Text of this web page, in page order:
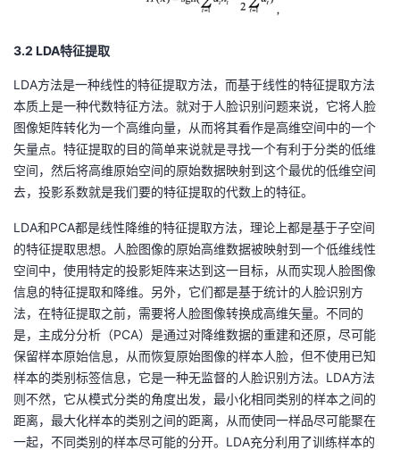
3.2 LDA特征提取
LDA方法是一种线性的特征提取方法，而基于线性的特征提取方法
本质上是一种代数特征方法。就对于人脸识别问题来说，它将人脸
图像矩阵转化为一个高维向量，从而将其看作是高维空间中的一个
矢量点。特征提取的目的简单来说就是寻找一个有利于分类的低维
空间，然后将高维原始空间的原始数据映射到这个最优的低维空间
去，投影系数就是我们要的特征提取的代数上的特征。
LDA和PCA都是线性降维的特征提取方法，理论上都是基于子空间
的特征提取思想。人脸图像的原始高维数据被映射到一个低维线性
空间中，使用特定的投影矩阵来达到这一目标，从而实现人脸图像
信息的特征提取和降维。另外，它们都是基于统计的人脸识别方
法，在特征提取之前，需要将人脸图像转换成高维矢量。不同的
是，主成分分析（PCA）是通过对降维数据的重建和还原，尽可能
保留样本原始信息，从而恢复原始图像的样本人脸，但不使用已知
样本的类别标签信息，它是一种无监督的人脸识别方法。 LDA方法
则不然，它从模式分类的角度出发，最小化相同类别的样本之间的
距离，最大化样本的类别之间的距离，从而使同一样品尽可能聚在
一起，不同类别的样本尽可能的分开。 LDA充分利用了训练样本的